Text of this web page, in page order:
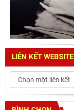
LIÊN KẾT WEBSITE